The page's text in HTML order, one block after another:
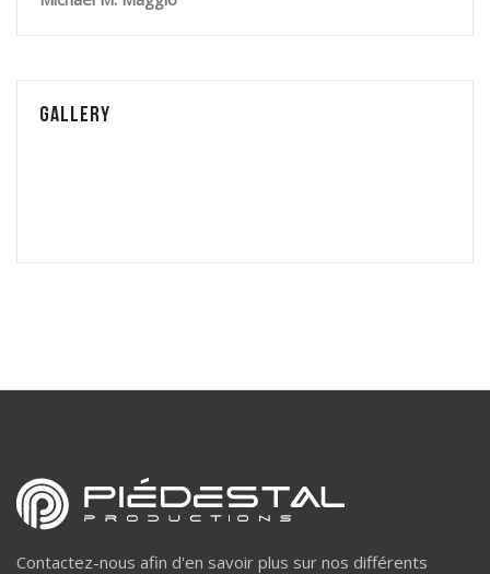
Gallery
Contactez-nous afin d'en savoir plus sur nos différents